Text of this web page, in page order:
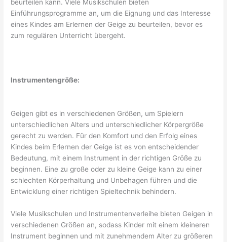
beurteilen kann. Viele Musikschulen bieten
Einführungsprogramme an, um die Eignung und das Interesse
eines Kindes am Erlernen der Geige zu beurteilen, bevor es
zum regulären Unterricht übergeht.
Instrumentengröße:
Geigen gibt es in verschiedenen Größen, um Spielern
unterschiedlichen Alters und unterschiedlicher Körpergröße
gerecht zu werden. Für den Komfort und den Erfolg eines
Kindes beim Erlernen der Geige ist es von entscheidender
Bedeutung, mit einem Instrument in der richtigen Größe zu
beginnen. Eine zu große oder zu kleine Geige kann zu einer
schlechten Körperhaltung und Unbehagen führen und die
Entwicklung einer richtigen Spieltechnik behindern.
Viele Musikschulen und Instrumentenverleihe bieten Geigen in
verschiedenen Größen an, sodass Kinder mit einem kleineren
Instrument beginnen und mit zunehmendem Alter zu größeren